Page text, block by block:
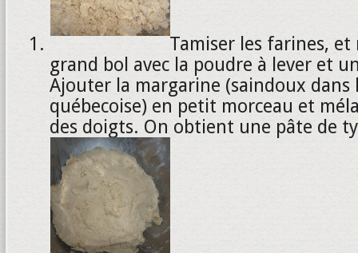
Tamiser les farines,
grand bol avec la poudre à lever et
Ajouter la margarine (saindoux dans
québecoise) en petit morceau et
des doigts. On obtient une pâte de